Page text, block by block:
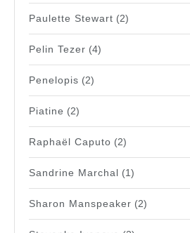
Paulette Stewart (2)
Pelin Tezer (4)
Penelopis (2)
Piatine (2)
Raphaël Caputo (2)
Sandrine Marchal (1)
Sharon Manspeaker (2)